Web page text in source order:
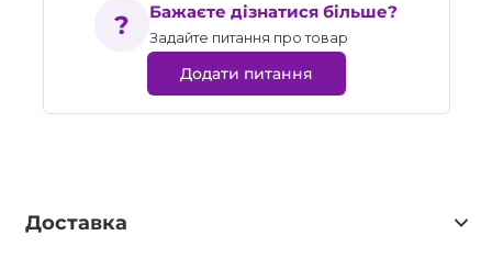
Бажаєте дізнатися більше?
Задайте питання про товар
Додати питання
Доставка